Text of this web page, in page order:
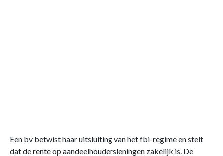
Een bv betwist haar uitsluiting van het fbi-regime en stelt
dat de rente op aandeelhoudersleningen zakelijk is. De